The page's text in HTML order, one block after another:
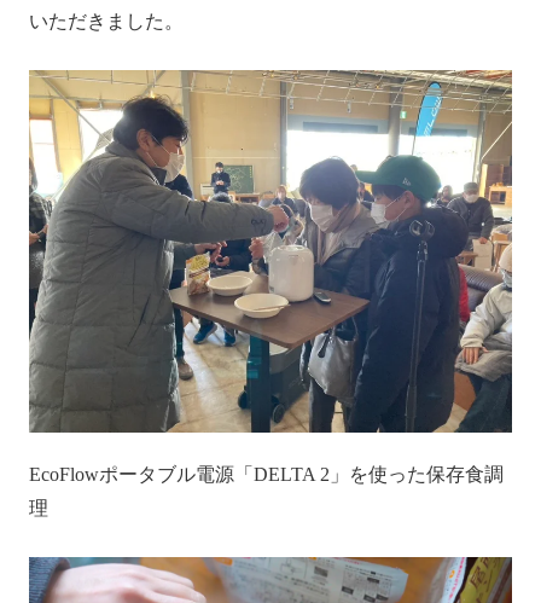
いただきました。
EcoFlowポータブル電源「DELTA 2」を使った保存食調
理